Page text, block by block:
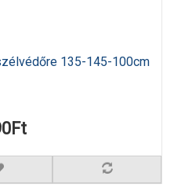
135-145-100cm